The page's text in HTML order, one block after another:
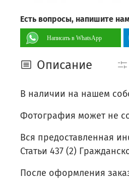
Есть вопросы, напишите
Написать в WhatsApp
Описание
В наличии на нашем
Фотография может не
Вся предоставленная
Статьи 437 (2)
После оформления